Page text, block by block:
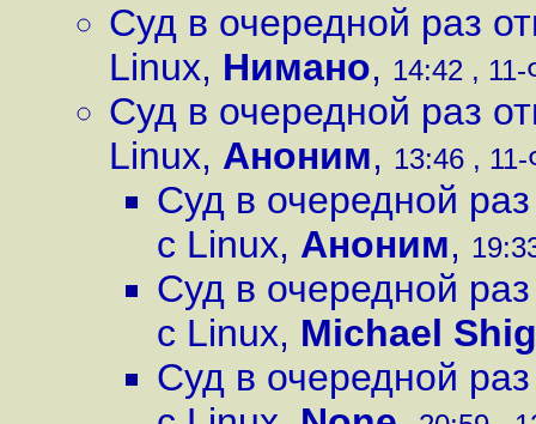
Суд в очередной раз
Linux, Нимано, 14:42 ,
Суд в очередной раз
Linux, Аноним, 13:46 ,
Суд в очередной
с Linux, Аноним,
Суд в очередной
с Linux, Michael
Суд в очередной